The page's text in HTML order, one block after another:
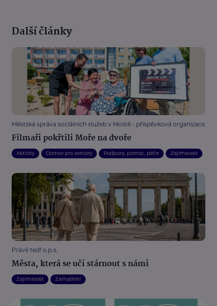
Další články
Městská správa sociálních služeb v Mostě - příspěvková organizace
Filmaři pokřtili Moře na dvoře
Aktivity Domov pro seniory Podpora, pomoc, péče Zajímavost
Právě teď! o.p.s.
Města, která se učí stárnout s námi
Zajímavost Zamyšlení